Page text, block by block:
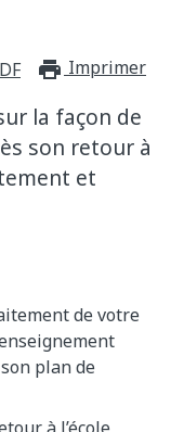
Imprimer
la façon de
son retour à
et
de votre
plan de